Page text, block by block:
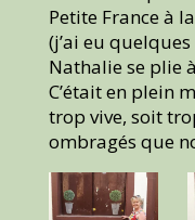
Petite France à
(j’ai eu
Nathalie se plie
C’était en plein
trop vive, soit
ombragés que